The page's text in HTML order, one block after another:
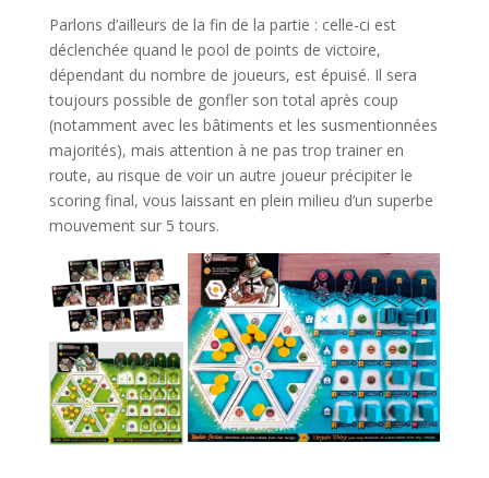
Parlons d’ailleurs de la fin de la partie : celle-ci est
déclenchée quand le pool de points de victoire,
dépendant du nombre de joueurs, est épuisé. Il sera
toujours possible de gonfler son total après coup
(notamment avec les bâtiments et les susmentionnées
majorités), mais attention à ne pas trop trainer en
route, au risque de voir un autre joueur précipiter le
scoring final, vous laissant en plein milieu d’un superbe
mouvement sur 5 tours.